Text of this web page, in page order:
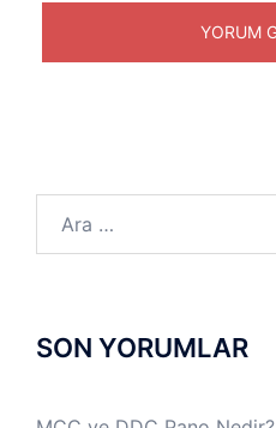
SON YORUMLAR